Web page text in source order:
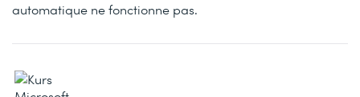
automatique ne fonctionne pas.